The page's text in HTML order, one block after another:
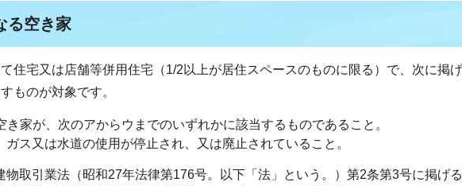
る空き家
住宅又は店舗等併用住宅（1/2以上が居住スペースのものに限る）で、次に掲
ものが対象です。
き家が、次のアからウまでのいずれかに該当するものであること。
ス又は水道の使用が停止され、又は廃止されていること。
取引業法（昭和27年法律第176号。以下「法」という。）第2条第3号に掲げる